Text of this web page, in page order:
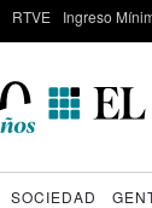
RTVE Ingreso
SOCIEDAD